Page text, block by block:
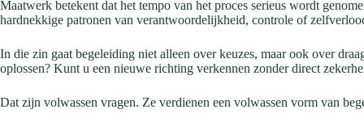
Maatwerk betekent dat het tempo van het proces serieus wordt
hardnekkige patronen van verantwoordelijkheid, controle of
In die zin gaat begeleiding niet alleen over keuzes, maar ook over
oplossen? Kunt u een nieuwe richting verkennen zonder direct
Dat zijn volwassen vragen. Ze verdienen een volwassen vorm van